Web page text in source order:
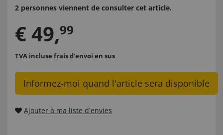
2 personnes viennent de consulter cet article.
€49,99
TVA incluse frais d'envoi en sus
Informez-moi quand l'article sera disponible
Ajouter à ma liste d'envies